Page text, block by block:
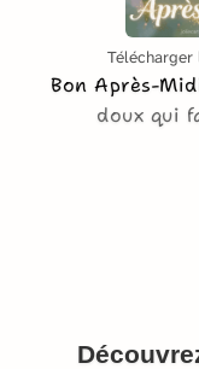
Télécharger
Bon Après-
doux qui